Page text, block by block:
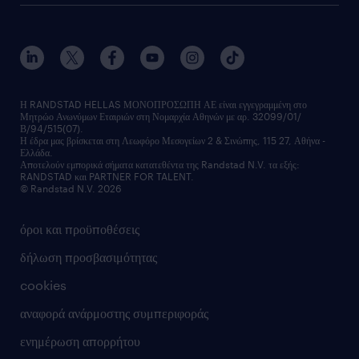
εκπαίδευση εργαζομένων
υπηρεσίες inhouse
υπηρεσίες redeployment
workforce insights
επικοινώνησε μαζί μας
τα γραφεία μας
δελτία τύπου
οικονομικά στοιχεία
επικοινώνησε μαζί μας
όροι και προϋποθέσεις
δήλωση προσβασιμότητας
cookies
αναφορά ανάρμοστης συμπεριφοράς
ενημέρωση απορρήτου
Η RANDSTAD HELLAS ΜΟΝΟΠΡΟΣΩΠΗ ΑΕ είναι εγγεγραμμένη στο
Μητρώο Ανωνύμων Εταιριών στη Νομαρχία Αθηνών με αρ. 32099/01/
Β/94/515(07).
Η έδρα μας βρίσκεται στη Λεωφόρο Μεσογείων 2 & Σινώπης, 115 27, Αθήνα -
Ελλάδα.
Αποτελούν εμπορικά σήματα κατατεθέντα της Randstad N.V. τα εξής:
RANDSTAD και PARTNER FOR TALENT.
© Randstad N.V. 2026